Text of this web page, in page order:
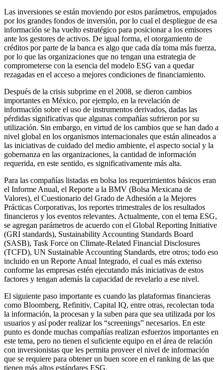
Las inversiones se están moviendo por estos parámetros, empujados
por los grandes fondos de inversión, por lo cual el despliegue de esa
información se ha vuelto estratégico para posicionar a los emisores
ante los gestores de activos. De igual forma, el otorgamiento de
créditos por parte de la banca es algo que cada día toma más fuerza,
por lo que las organizaciones que no tengan una estrategia de
comprometerse con la esencia del modelo ESG van a quedar
rezagadas en el acceso a mejores condiciones de financiamiento.
Después de la crisis subprime en el 2008, se dieron cambios
importantes en México, por ejemplo, en la revelación de
información sobre el uso de instrumentos derivados, dadas las
pérdidas significativas que algunas compañías sufrieron por su
utilización. Sin embargo, en virtud de los cambios que se han dado a
nivel global en los organismos internacionales que están alineados a
las iniciativas de cuidado del medio ambiente, el aspecto social y la
gobernanza en las organizaciones, la cantidad de información
requerida, en este sentido, es significativamente más alta.
Para las compañías listadas en bolsa los requerimientos básicos eran
el Informe Anual, el Reporte a la BMV (Bolsa Mexicana de
Valores), el Cuestionario del Grado de Adhesión a la Mejores
Prácticas Corporativas, los reportes trimestrales de los resultados
financieros y los eventos relevantes. Actualmente, con el tema ESG,
se agregan parámetros de acuerdo con el Global Reporting Initiative
(GRI standards), Sustainability Accounting Standards Board
(SASB), Task Force on Climate-Related Financial Disclosures
(TCFD), UN Sustainable Accounting Standards, etre otros; todo eso
incluido en un Reporte Anual Integrado, el cual es más extenso
conforme las empresas estén ejecutando más iniciativas de estos
factores y tengan además la capacidad de revelarlo a ese nivel.
El siguiente paso importante es cuando las plataformas financieras
como Bloomberg, Refinitiv, Capital IQ, entre otras, recolectan toda
la información, la procesan y la suben para que sea utilizada por los
usuarios y así poder realizar los “screenings” necesarios. En este
punto es donde muchas compañías realizan esfuerzos importantes en
este tema, pero no tienen el suficiente equipo en el área de relación
con inversionistas que les permita proveer el nivel de información
que se requiere para obtener un buen score en el ranking de las que
tienen más altos estándares ESG.